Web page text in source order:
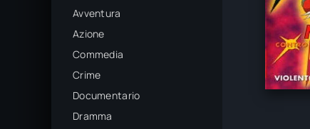
Avventura
Azione
Commedia
Crime
Documentario
Dramma